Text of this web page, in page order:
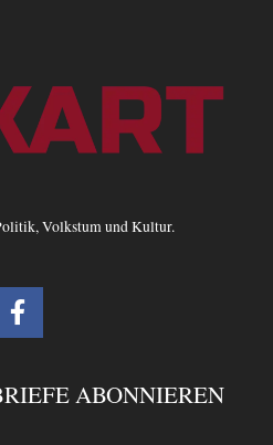
Volkstum und Kultur.
F
a
b
ABONNIEREN